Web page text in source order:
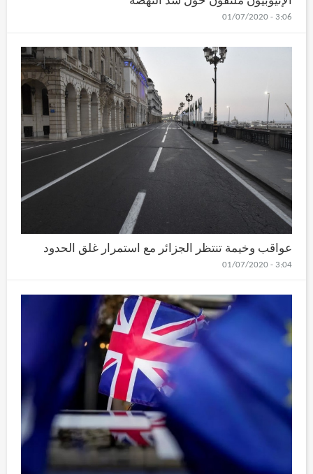
3:06 - 01/07/2020
عواقب وخيمة تنتظر الجزائر مع استمرار غلق الحدود
3:04 - 01/07/2020